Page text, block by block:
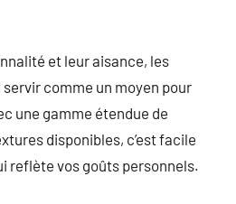
et leur aisance, les
comme un moyen pour
une gamme étendue de
disponibles, c’est facile
reflète vos goûts personnels.